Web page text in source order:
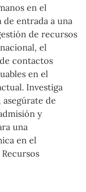
en el
entrada a una
de recursos
el
contactos
en el
Investiga
de
y
una
en el